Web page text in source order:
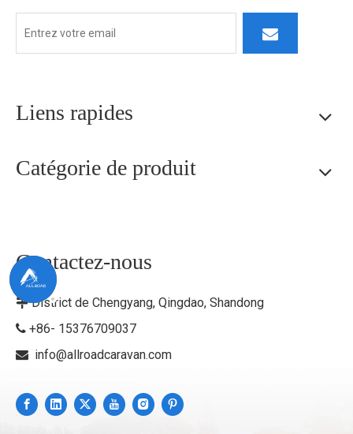
Liens rapides
Catégorie de produit
Contactez-nous
District de Chengyang, Qingdao, Shandong
 +86- 15376709037
 info@allroadcaravan.com